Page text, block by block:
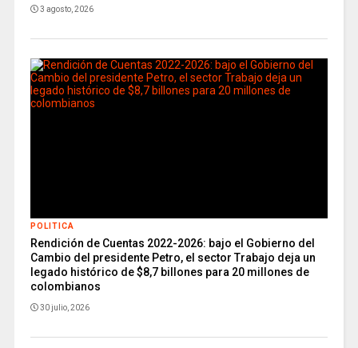
3 agosto, 2026
POLITICA
Rendición de Cuentas 2022-2026: bajo el Gobierno del
Cambio del presidente Petro, el sector Trabajo deja un
legado histórico de $8,7 billones para 20 millones de
colombianos
30 julio, 2026